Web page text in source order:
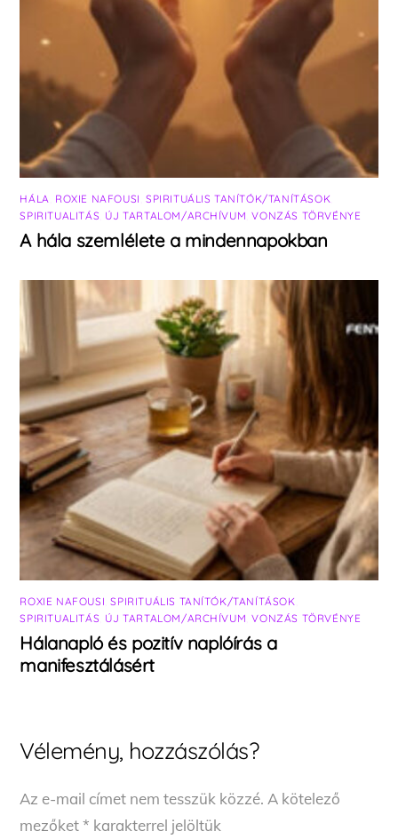
HÁLA ROXIE NAFOUSI SPIRITUÁLIS TANÍTÓK/TANÍTÁSOK
SPIRITUALITÁS ÚJ TARTALOM/ARCHÍVUM ,VONZÁS TÖRVÉNYE
A hála szemlélete a mindennapokban
ROXIE NAFOUSI ,SPIRITUÁLIS TANÍTÓK/TANÍTÁSOK
SPIRITUALITÁS ÚJ TARTALOM/ARCHÍVUM ,VONZÁS TÖRVÉNYE
Hálanapló és pozitív naplóírás a
manifesztálásért
Vélemény, hozzászólás?
Az e-mail címet nem tesszük közzé. A kötelező
mezőket* karakterrel jelöltük